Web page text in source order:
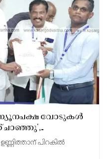
ന്യൂനപക്ഷ വോടുകൾ
ചാഞ്ഞു',
മുഖപത്രം
ഉണ്ണിത്താന് പിറകിൽ